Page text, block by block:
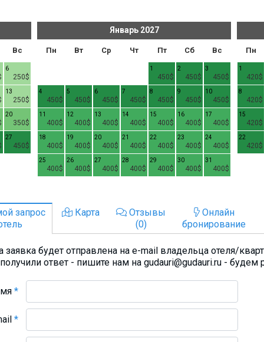
Вс
250$
6
250$
13
350$
20
450$
27
Январь 2027
Пн Вт Ср Чт Пт Сб Вс
450$
1
450$
2
450$
3
450$
4
450$
5
450$
6
450$
7
450$
8
450$
9
450$
10
400$
11
400$
12
400$
13
400$
14
400$
15
400$
16
400$
17
400$
18
400$
19
400$
20
400$
21
400$
22
400$
23
400$
24
400$
25
400$
26
400$
27
400$
28
400$
29
400$
30
400$
31
Пн
420$
1
420$
8
420$
15
420$
22
запрос
Карта
Отзывы
(0)
Онлайн
бронирование
заявка будет отправлена на e-mail владельца отеля/
ответ - пишите нам на gudauri@gudauri.ru - будем
*
*